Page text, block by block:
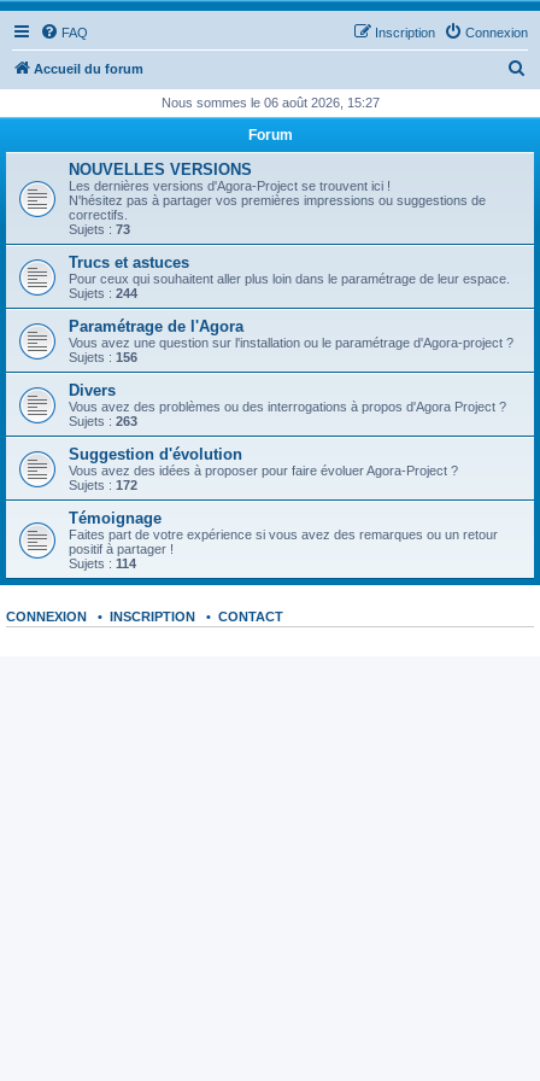
FAQ Connexion
Inscription
Accueil du forum
h
c
Nous sommes le 06 août 2026, 15:27
Forum
NOUVELLES VERSIONS
Les dernières versions d'Agora-Project se trouvent ici !
N'hésitez pas à partager vos premières impressions ou suggestions de
correctifs.
Sujets : 73
Trucs et astuces
Pour ceux qui souhaitent aller plus loin dans le paramétrage de leur espace.
Sujets : 244
Paramétrage de l'Agora
Vous avez une question sur l'installation ou le paramétrage d'Agora-project ?
Sujets : 156
Divers
Vous avez des problèmes ou des interrogations à propos d'Agora Project ?
Sujets : 263
Suggestion d'évolution
Vous avez des idées à proposer pour faire évoluer Agora-Project ?
Sujets : 172
Témoignage
Faites part de votre expérience si vous avez des remarques ou un retour
positif à partager !
Sujets : 114
CONNEXION • INSCRIPTION • CONTACT